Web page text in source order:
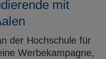
mit
der Hochschule für
Werbekampagne,